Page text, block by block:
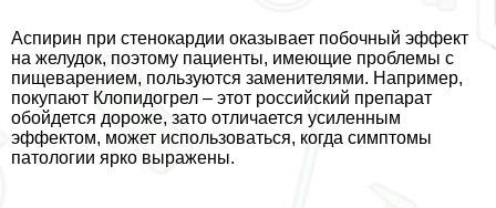
Аспирин при стенокардии оказывает побочный эффект
на желудок, поэтому пациенты, имеющие проблемы с
пищеварением, пользуются заменителями. Например,
покупают Клопидогрел – этот российский препарат
обойдется дороже, зато отличается усиленным
эффектом, может использоваться, когда симптомы
патологии ярко выражены.